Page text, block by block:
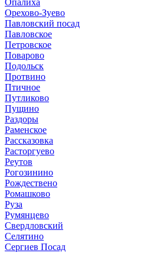
Опалиха
Орехово-Зуево
Павловский посад
Павловское
Петровское
Поварово
Подольск
Протвино
Птичное
Путликово
Пущино
Раздоры
Раменское
Рассказовка
Расторгуево
Реутов
Рогозинино
Рождествено
Ромашково
Руза
Румянцево
Свердловский
Селятино
Сергиев Посад